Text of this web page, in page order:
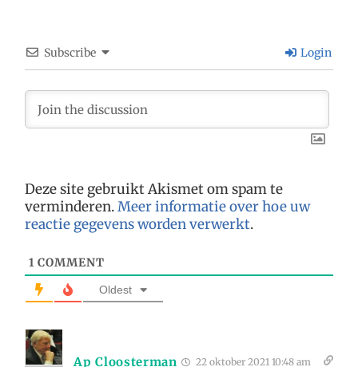
Subscribe Login
Deze site gebruikt Akismet om spam te
verminderen.Meer informatie over hoe uw
reactie gegevens worden verwerkt.
1 COMMENT
Oldest
Ap Cloosterman 22 oktober 2021 10:48 am